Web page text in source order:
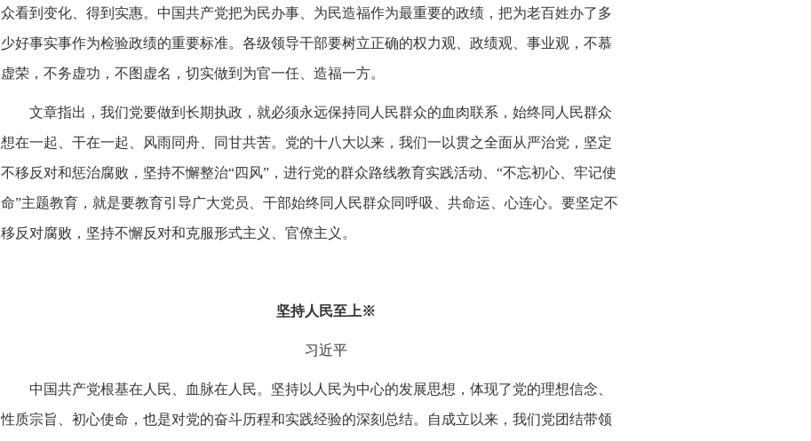
众看到变化、得到实惠。中国共产党把为民办事、为民造福作为最重要的政绩，把为老百姓办了多
少好事实事作为检验政绩的重要标准。各级领导干部要树立正确的权力观、政绩观、事业观，不慕
虚荣，不务虚功，不图虚名，切实做到为官一任、造福一方。
文章指出，我们党要做到长期执政，就必须永远保持同人民群众的血肉联系，始终同人民群众
想在一起、干在一起、风雨同舟、同甘共苦。党的十八大以来，我们一以贯之全面从严治党，坚定
不移反对和惩治腐败，坚持不懈整治“四风”，进行党的群众路线教育实践活动、“不忘初心、牢记使
命”主题教育，就是要教育引导广大党员、干部始终同人民群众同呼吸、共命运、心连心。要坚定不
移反对腐败，坚持不懈反对和克服形式主义、官僚主义。
坚持人民至上※
习近平
中国共产党根基在人民、血脉在人民。坚持以人民为中心的发展思想，体现了党的理想信念、
性质宗旨、初心使命，也是对党的奋斗历程和实践经验的深刻总结。自成立以来，我们党团结带领